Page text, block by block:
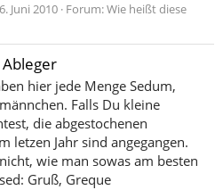
Juni 2010 Forum:Wie heißt diese
Ableger
hier jede Menge Sedum,
Falls Du kleine
die abgestochenen
letzen Jahr sind angegangen.
wie man sowas am besten
Gruß, Greque